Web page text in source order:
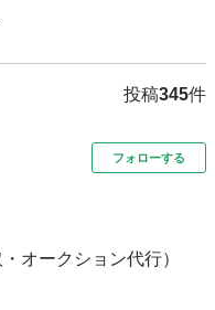
投稿345件
フォローする
オークション代行）